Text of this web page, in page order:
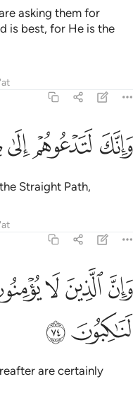
asking them for
is best, for He is the
وانك لتدعوهم الى صراط
وَإِنَّكَ لَتَدْعُوهُمْ إِلَىٰ صِرَٰطٍۢ
ﳎ ﳏﳐ
Straight Path,
وان الذين لا يومنون بالاخرة
وَإِنَّ ٱلَّذِينَ لَا يُؤْمِنُونَ
ﳔﳕﳖ
ﳛﳜ
are certainly